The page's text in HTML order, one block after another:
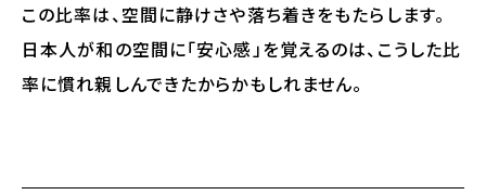
この比率は、空間に静けさや落ち着きをもたらします。
日本人が和の空間に「安心感」を覚えるのは、こうした比
率に慣れ親しんできたからかもしれません。